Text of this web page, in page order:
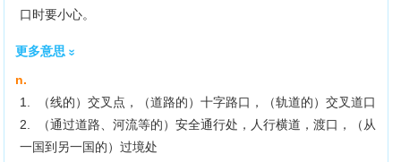
口时要小心。
更多意思
n.
1. （线的）交叉点，（道路的）十字路口，（轨道的）交叉道口
2. （通过道路、河流等的）安全通行处，人行横道，渡口，（从
一国到另一国的）过境处